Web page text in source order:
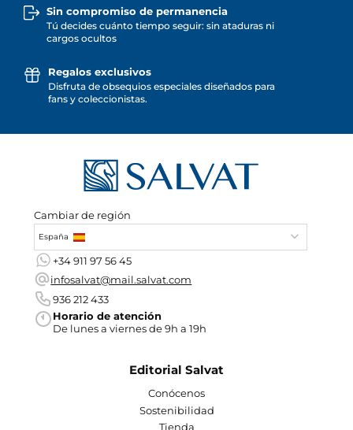
Sin compromiso de permanencia
Tú decides cuánto tiempo seguir: sin ataduras ni
cargos ocultos
Regalos exclusivos
Disfruta de obsequios especiales diseñados para
fans y coleccionistas.
Cambiar de región
España
+34 911 97 56 45
infosalvat@mail.salvat.com
936 212 433
Horario de atención
De lunes a viernes de 9h a 19h
Editorial Salvat
Conócenos
Sostenibilidad
Tienda